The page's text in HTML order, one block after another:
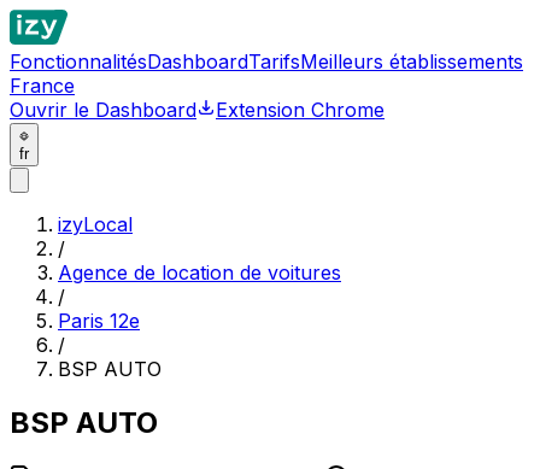
FonctionnalitésDashboardTarifsMeilleurs établissements
France
Ouvrir le Dashboard
Extension Chrome
fr
izyLocal
/
Agence de location de voitures
/
Paris 12e
/
BSP AUTO
BSP AUTO